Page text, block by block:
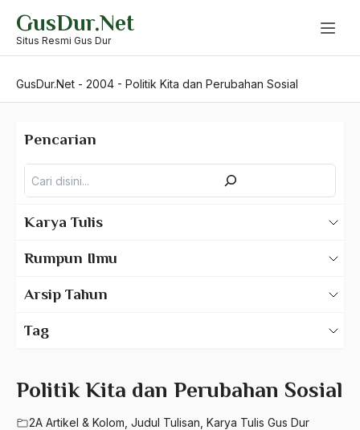
content
GusDur.Net
Situs Resmi Gus Dur
GusDur.Net - 2004 - Politik Kita dan Perubahan Sosial
Politik Kita dan Perubahan Sosial
2A Artikel & Kolom Judul Tulisan Karya Tulis Gus Dur
Pencarian
Karya Tulis
Rumpun Ilmu
Arsip Tahun
2023
Tag
A. Mukti Ali
A. Mustofa Bisri